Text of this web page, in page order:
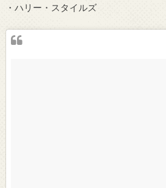
・ハリー・スタイルズ